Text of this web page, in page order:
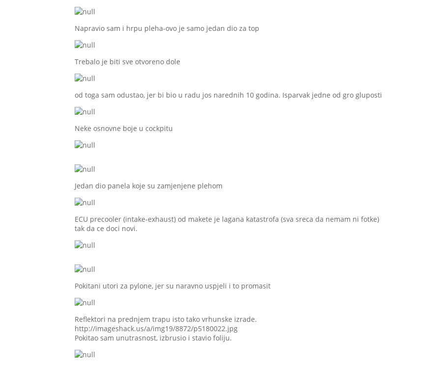
Napravio sam i hrpu pleha-ovo je samo jedan dio za top
Trebalo je biti sve otvoreno dole
od toga sam odustao, jer bi bio u radu jos narednih 10 godina. Isparvak jedne od gro gluposti
Neke osnovne boje u cockpitu
Jedan dio panela koje su zamjenjene plehom
ECU precooler (intake-exhaust) od makete je lagana katastrofa (sva sreca da nemam ni fotke)
tak da ce doci novi.
Pokitani utori za pylone, jer su naravno uspjeli i to promasit
Reflektori na prednjem trapu isto tako vrhunske izrade.
http://imageshack.us/a/img19/8872/p5180022.jpg
Pokitao sam unutrasnost, izbrusio i stavio foliju.